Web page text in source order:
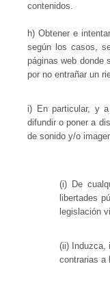
contenidos.
h) Obtener e
según los casos,
páginas web donde
por no entrañar un
i) En particular, y
difundir o poner a
de sonido y/o
(i) De
libertades
legislación
(ii) Induzca,
contrarias a